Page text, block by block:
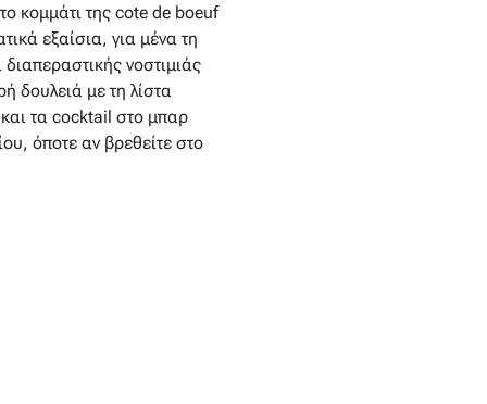
κομμάτι της cote de boeuf
εξαίσια, για μένα τη
νοστιμιάς
δουλειά με τη λίστα
τα cocktail στο μπαρ
όποτε αν βρεθείτε στο